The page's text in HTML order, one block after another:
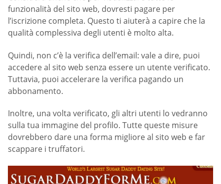
funzionalità del sito web, dovresti pagare per
l’iscrizione completa. Questo ti aiuterà a capire che la
qualità complessiva degli utenti è molto alta.
Quindi, non c’è la verifica dell’email: vale a dire, puoi
accedere al sito web senza essere un utente verificato.
Tuttavia, puoi accelerare la verifica pagando un
abbonamento.
Inoltre, una volta verificato, gli altri utenti lo vedranno
sulla tua immagine del profilo. Tutte queste misure
dovrebbero dare una forma migliore al sito web e far
scappare i truffatori.